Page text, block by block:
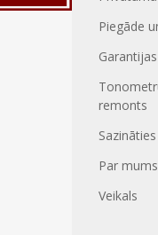
Piegāde
remonts
Par mums
Veikals